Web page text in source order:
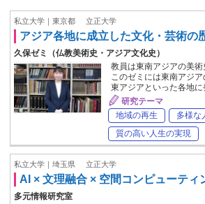
私立大学｜東京都 立正大学
アジア各地に成立した文化・芸術の
久保ゼミ（仏教美術史・アジア文化史）
教員は東南アジアの美術
このゼミには東南アジ
東アジアといった各地
研究テーマ
地域の再生
多様な
質の高い人生の実現
私立大学｜埼玉県 立正大学
AI × 文理融合 × 空間コンピューティ
多元情報研究室